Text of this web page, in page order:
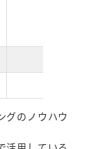
グのノウハウ